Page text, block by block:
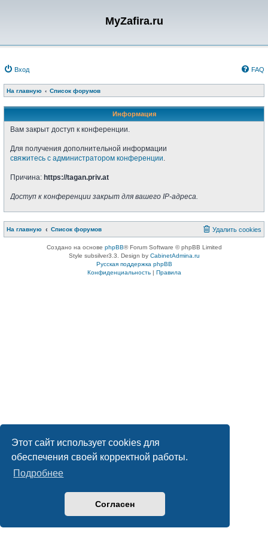
Этот сайт использует cookies для
обеспечения своей корректной работы.
Подробнее
Согласен
MyZafira.ru
Вход FAQ
На главную Список форумов
Информация
Вам закрыт доступ к конференции.
Для получения дополнительной информации
свяжитесь с администратором конференции.
Причина: https://tagan.priv.at
Доступ к конференции закрыт для вашего IP-адреса.
На главную Список форумов Удалить cookies
Создано на основе phpBB® Forum Software © phpBB Limited
Style subsilver3.3. Design by CabinetAdmina.ru
Русская поддержка phpBB
Конфиденциальность| Правила